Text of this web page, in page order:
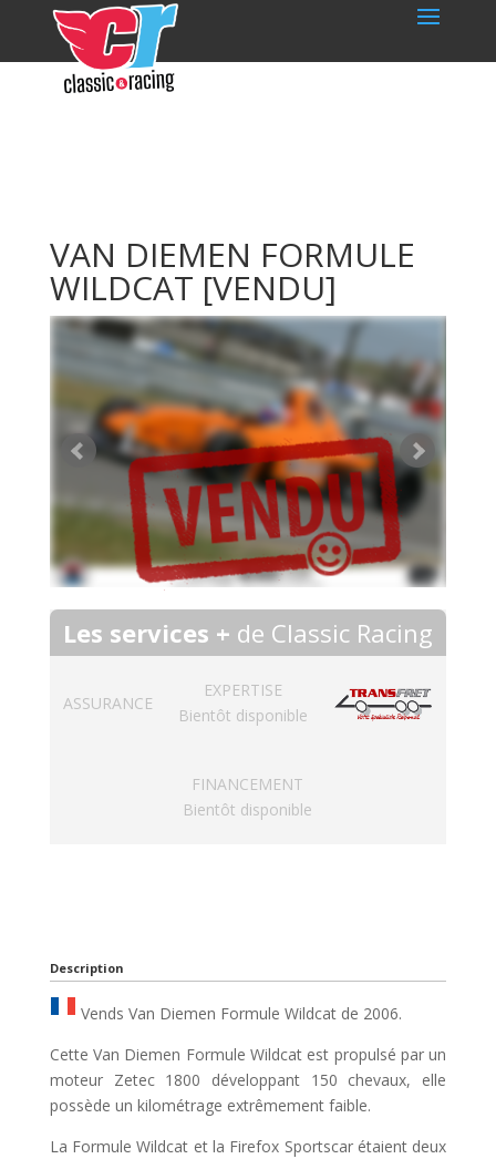
VAN DIEMEN FORMULE
WILDCAT [VENDU]
Les services + de Classic Racing
ASSURANCE
EXPERTISE
Bientôt disponible
FINANCEMENT
Bientôt disponible
Description
Vends Van Diemen Formule Wildcat de 2006.
Cette Van Diemen Formule Wildcat est propulsé par un
moteur Zetec 1800 développant 150 chevaux, elle
possède un kilométrage extrêmement faible.
La Formule Wildcat et la Firefox Sportscar étaient deux